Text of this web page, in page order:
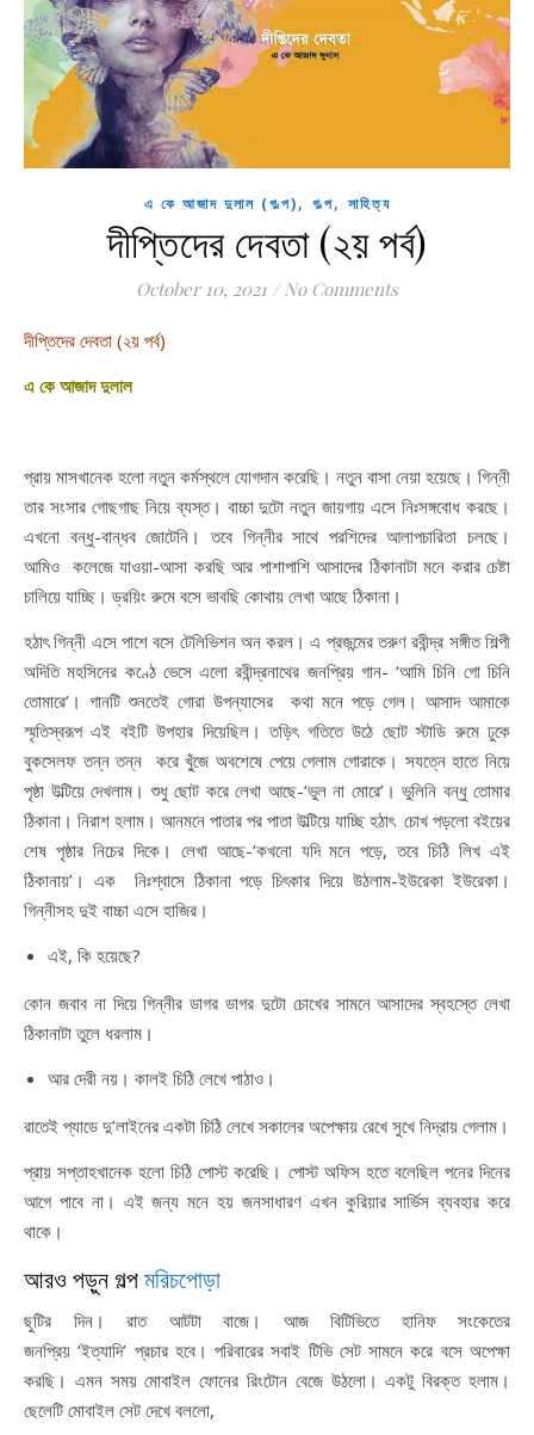
এ কে আজাদ দুলাল (গল্প), গল্প, সাহিত্য
দীপ্তিদের দেবতা (২য় পর্ব)
October 10, 2021 / No Comments
দীপ্তিদের দেবতা (২য় পর্ব)
এ কে আজাদ দুলাল
প্রায় মাসখানেক হলো নতুন কর্মস্থলে যোগদান করেছি। নতুন বাসা নেয়া হয়েছে। গিন্নী
তার সংসার গোছগাছ নিয়ে ব্যস্ত। বাচ্চা দুটো নতুন জায়গায় এসে নিঃসঙ্গবোধ করছে।
এখনো বন্ধু-বান্ধব জোটেনি। তবে গিন্নীর সাথে পরশিদের আলাপচারিতা চলছে।
আমিও কলেজে যাওয়া-আসা করছি আর পাশাপাশি আসাদের ঠিকানাটা মনে করার চেষ্টা
চালিয়ে যাচ্ছি। ড্রয়িং রুমে বসে ভাবছি কোথায় লেখা আছে ঠিকানা।
হঠাৎ গিন্নী এসে পাশে বসে টেলিভিশন অন করল। এ প্রজন্মের তরুণ রবীন্দ্র সঙ্গীত শিল্পী
অদিতি মহসিনের কণ্ঠে ভেসে এলো রবীন্দ্রনাথের জনপ্রিয় গান- ‘আমি চিনি গো চিনি
তোমারে’। গানটি শুনতেই গোরা উপন্যাসের কথা মনে পড়ে গেল। আসাদ আমাকে
স্মৃতিস্বরূপ এই বইটি উপহার দিয়েছিল। তড়িৎ গতিতে উঠে ছোট স্টাডি রুমে ঢুকে
বুকসেলফ তন্ন তন্ন করে খু্ঁজে অবশেষে পেয়ে গেলাম গোরাকে। সযত্নে হাতে নিয়ে
পৃষ্ঠা উল্টিয়ে দেখলাম। শুধু ছোট করে লেখা আছে-‘ভুল না মোরে’। ভুলিনি বন্ধু তোমার
ঠিকানা। নিরাশ হলাম। আনমনে পাতার পর পাতা উল্টিয়ে যাচ্ছি হঠাৎ চোখ পড়লো বইয়ের
শেষ পৃষ্ঠার নিচের দিকে। লেখা আছে-‘কখনো যদি মনে পড়ে, তবে চিঠি লিখ এই
ঠিকানায়’। এক নিঃশ্বাসে ঠিকানা পড়ে চিৎকার দিয়ে উঠলাম-ইউরেকা ইউরেকা।
গিন্নীসহ দুই বাচ্চা এসে হাজির।
এই, কি হয়েছে?
কোন জবাব না দিয়ে গিন্নীর ডাগর ডাগর দুটো চোখের সামনে আসাদের স্বহস্তে লেখা
ঠিকানাটা তুলে ধরলাম।
আর দেরী নয়। কালই চিঠি লেখে পাঠাও।
রাতেই প্যাডে দু’লাইনের একটা চিঠি লেখে সকালের অপেক্ষায় রেখে সুখে নিদ্রায় গেলাম।
প্রায় সপ্তাহখানেক হলো চিঠি পোস্ট করেছি। পোস্ট অফিস হতে বলেছিল পনের দিনের
আগে পাবে না। এই জন্য মনে হয় জনসাধারণ এখন কুরিয়ার সার্ভিস ব্যবহার করে
থাকে।
আরও পড়ুন গল্পমরিচপোড়া
ছুটির দিন। রাত আটটা বাজে। আজ বিটিভিতে হানিফ সংকেতের
জনপ্রিয় ‘ইত্যাদি’ প্রচার হবে। পরিবারের সবাই টিভি সেট সামনে করে বসে অপেক্ষা
করছি। এমন সময় মোবাইল ফোনের রিংটোন বেজে উঠলো। একটু বিরক্ত হলাম।
ছেলেটি মোবাইল সেট দেখে বললো,